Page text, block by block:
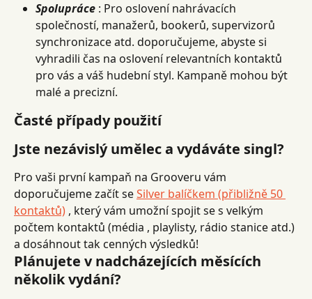
Spolupráce : Pro oslovení nahrávacích
společností, manažerů, bookerů, supervizorů
synchronizace atd. doporučujeme, abyste si
vyhradili čas na oslovení relevantních kontaktů
pro vás a váš hudební styl. Kampaně mohou být
malé a precizní.
Časté případy použití
Jste nezávislý umělec a vydáváte singl?
Pro vaši první kampaň na Grooveru vám
doporučujeme začít se Silver balíčkem (přibližně 50
kontaktů) , který vám umožní spojit se s velkým
počtem kontaktů (média , playlisty, rádio stanice atd.)
a dosáhnout tak cenných výsledků!
Plánujete v nadcházejících měsících
několik vydání?